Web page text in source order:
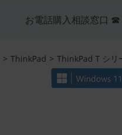
お電話購入相談窓口
> ThinkPad > ThinkPad T シリ